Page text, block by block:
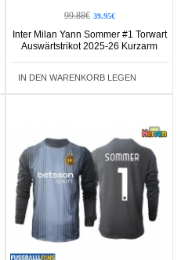
99.88€ 39.95€
Inter Milan Yann Sommer #1 Torwart
Auswärtstrikot 2025-26 Kurzarm
IN DEN WARENKORB LEGEN